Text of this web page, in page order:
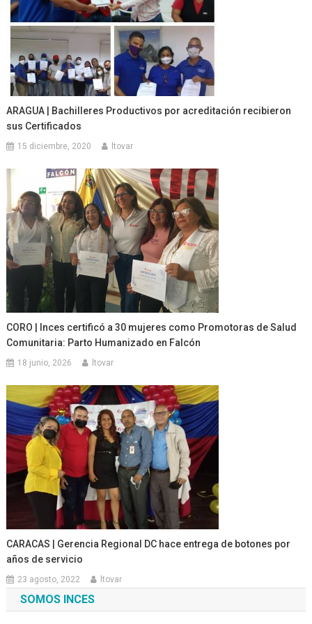
ARAGUA | Bachilleres Productivos por acreditación recibieron
sus Certificados
15 diciembre, 2020 ltovar
CORO | Inces certificó a 30 mujeres como Promotoras de Salud
Comunitaria: Parto Humanizado en Falcón
18 junio, 2026 ltovar
CARACAS | Gerencia Regional DC hace entrega de botones por
años de servicio
23 agosto, 2022 ltovar
SOMOS INCES